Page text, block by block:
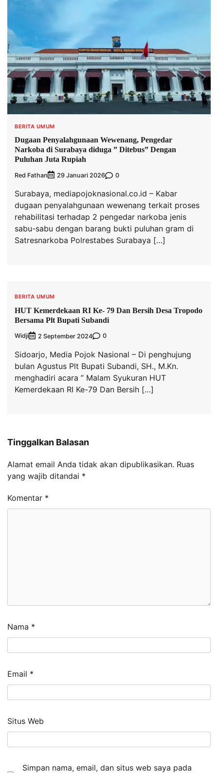
BERITA UMUM
Dugaan Penyalahgunaan Wewenang, Pengedar
Narkoba di Surabaya diduga ” Ditebus” Dengan
Puluhan Juta Rupiah
Red Fathan 29 Januari 2026 0
Surabaya, mediapojoknasional.co.id – Kabar
dugaan penyalahgunaan wewenang terkait proses
rehabilitasi terhadap 2 pengedar narkoba jenis
sabu-sabu dengan barang bukti puluhan gram di
Satresnarkoba Polrestabes Surabaya […]
BERITA UMUM
HUT Kemerdekaan RI Ke- 79 Dan Bersih Desa Tropodo
Bersama Plt Bupati Subandi
Widji 2 September 2024 0
Sidoarjo, Media Pojok Nasional – Di penghujung
bulan Agustus Plt Bupati Subandi, SH., M.Kn.
menghadiri acara ” Malam Syukuran HUT
Kemerdekaan RI Ke-79 Dan Bersih […]
Tinggalkan Balasan
Alamat email Anda tidak akan dipublikasikan. Ruas
yang wajib ditandai *
Komentar *
Nama *
Email *
Situs Web
Simpan nama, email, dan situs web saya pada